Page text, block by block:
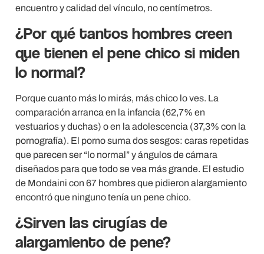
encuentro y calidad del vínculo, no centímetros.
¿Por qué tantos hombres creen
que tienen el pene chico si miden
lo normal?
Porque cuanto más lo mirás, más chico lo ves. La
comparación arranca en la infancia (62,7% en
vestuarios y duchas) o en la adolescencia (37,3% con la
pornografía). El porno suma dos sesgos: caras repetidas
que parecen ser “lo normal” y ángulos de cámara
diseñados para que todo se vea más grande. El estudio
de Mondaini con 67 hombres que pidieron alargamiento
encontró que ninguno tenía un pene chico.
¿Sirven las cirugías de
alargamiento de pene?